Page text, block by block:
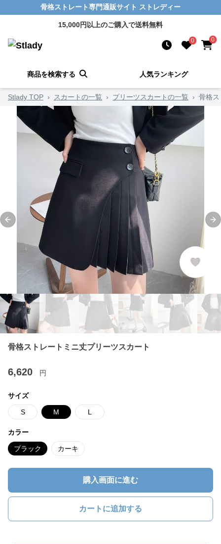
骨格ストレート専門通販サイト ストレディー
15,000円以上のご購入で送料無料
0 0
商品を検索する 人気ランキング
Stlady TOP › スカートの一覧 › プリーツスカートの一覧 › 骨格
Previous slide
骨格ストレートミニ丈プリーツスカート
6,620 円
サイズ
S M L
カラー
ブラック カーキ
購入画面に進む
カートに追加する